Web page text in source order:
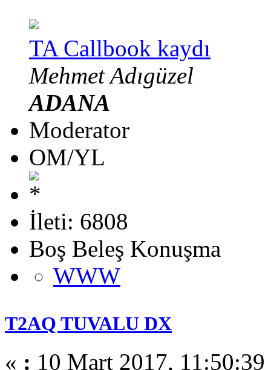
TA Callbook kaydı
Mehmet Adıgüzel
ADANA
Moderator
OM/YL
İleti: 6808
Boş Beleş Konuşma
WWW
T2AQ TUVALU DX
« : 10 Mart 2017, 11:50:39